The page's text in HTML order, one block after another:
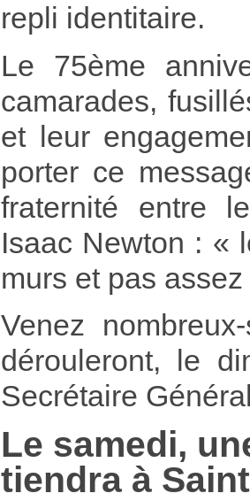
repli identitaire.
Le 75ème
camarades,
et leur
porter ce
fraternité entre
Isaac Newton : «
murs et pas
Venez
dérouleront, le
Secrétaire
Le samedi,
tiendra à